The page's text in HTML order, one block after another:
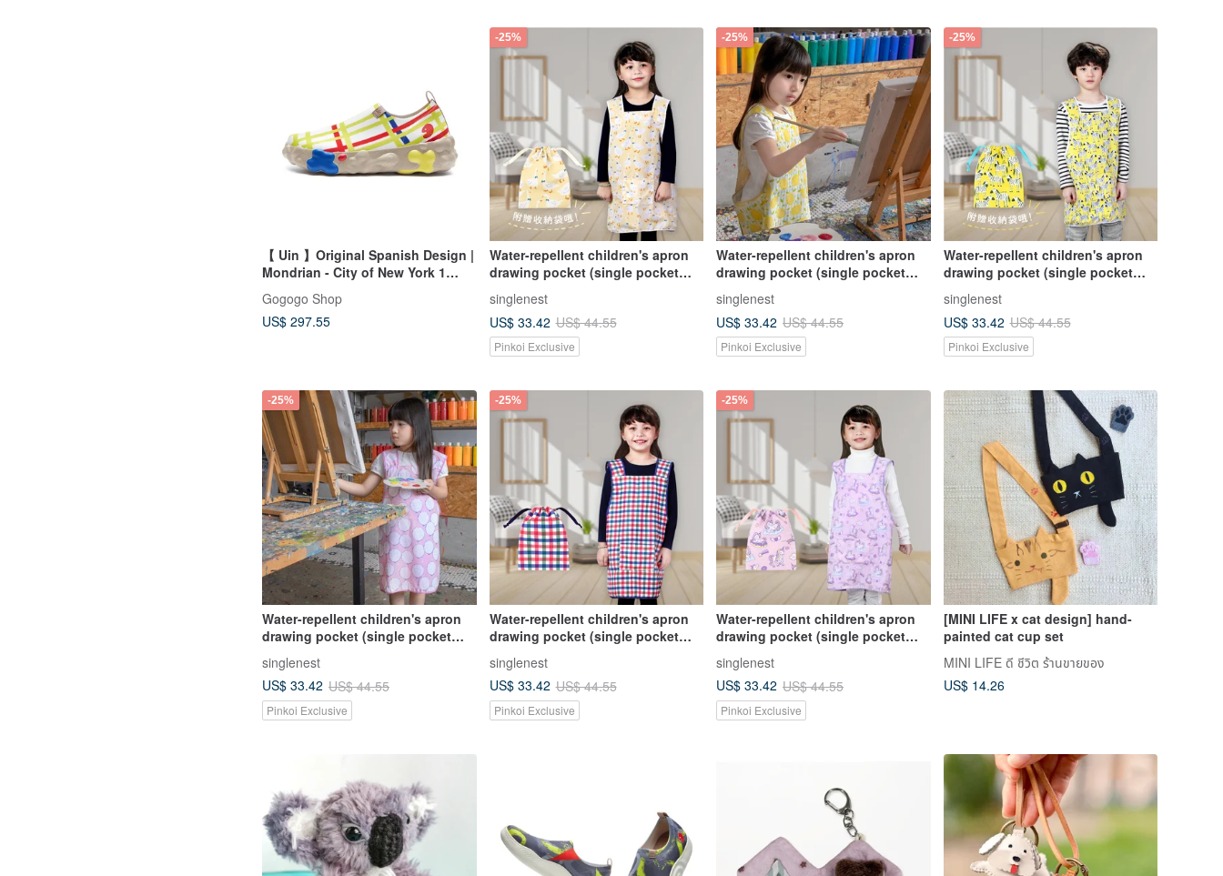
【 Uin 】Original Spanish Design |
Mondrian - City of New York 1
Toledo 6 Painted Clogs
Gogogo Shop
US$ 297.55
-25%
Water-repellent children's apron
drawing pocket (single pocket
with towel lining) comes with the
same storage bag - duck style
singlenest
US$ 33.42 US$ 44.55
Pinkoi Exclusive
-25%
Water-repellent children's apron
drawing pocket (single pocket
with towel lining) comes with the
same storage bag - summer lemon
style
singlenest
US$ 33.42 US$ 44.55
Pinkoi Exclusive
-25%
Water-repellent children's apron
drawing pocket (single pocket
with towel lining) comes with the
same storage bag - zebra style
singlenest
US$ 33.42 US$ 44.55
Pinkoi Exclusive
-25%
Water-repellent children's apron
drawing pocket (single pocket
same storage bag - pink balloon
singlenest
US$ 33.42 US$ 44.55
Pinkoi Exclusive
-25%
Water-repellent children's apron
drawing pocket (single pocket
same storage bag - classic plaid
style
singlenest
US$ 33.42 US$ 44.55
Pinkoi Exclusive
-25%
Water-repellent children's apron
drawing pocket (single pocket
same storage bag - unicorn style
singlenest
US$ 33.42 US$ 44.55
Pinkoi Exclusive
[MINI LIFE x cat design] hand-
painted cat cup set
MINI LIFE ดี ชีวิต ร้านขายของ
US$ 14.26